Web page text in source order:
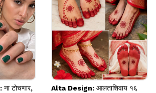
टोचणार,
Alta Design: आलताशिवाय १६